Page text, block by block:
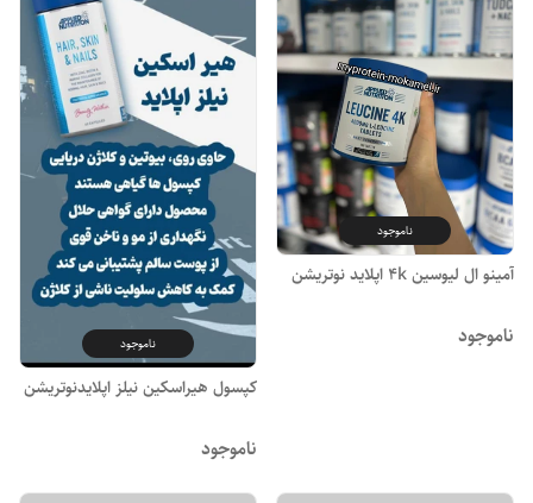
ناموجود
آمینو ال لیوسین 4k اپلاید نوتریشن
ناموجود ناموجود
کپسول هیراسکین نیلز اپلایدنوتریشن
ناموجود